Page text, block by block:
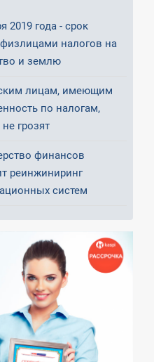
2019 года - срок
налогов на
и землю
лицам, имеющим
по налогам,
грозят
финансов
реинжиниринг
систем